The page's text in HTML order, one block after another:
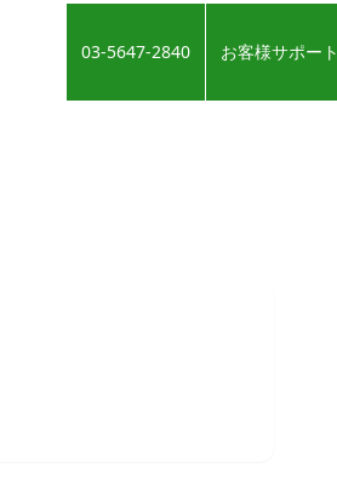
03-5647-2840 お客様サポート